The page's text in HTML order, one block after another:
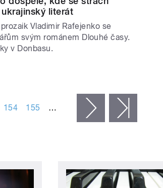
literát
Vladimir Rafejenko se
svým románem Dlouhé časy.
v Donbasu.
154 155 … následující ›